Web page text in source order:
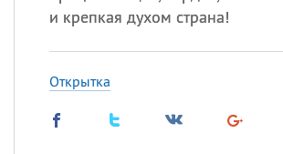
и крепкая духом страна!
Открытка